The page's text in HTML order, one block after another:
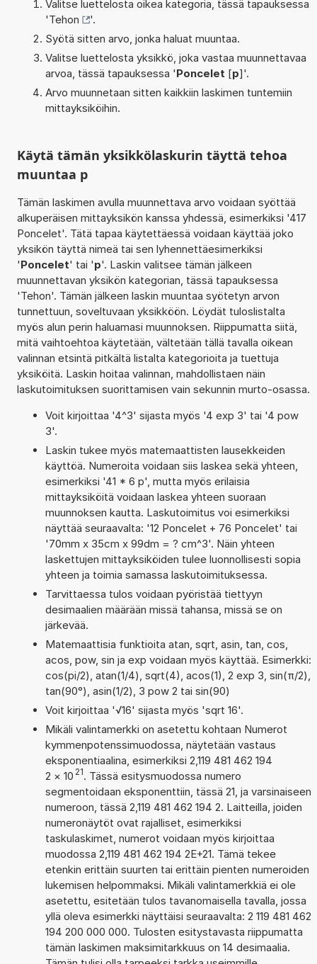
Valitse luettelosta oikea kategoria, tässä tapauksessa
'Tehon
'.
Syötä sitten arvo, jonka haluat muuntaa.
Valitse luettelosta yksikkö, joka vastaa muunnettavaa
arvoa, tässä tapauksessa 'Poncelet [p]'.
Arvo muunnetaan sitten kaikkiin laskimen tuntemiin
mittayksiköihin.
Käytä tämän yksikkölaskurin täyttä tehoa
muuntaa p
Tämän laskimen avulla muunnettava arvo voidaan syöttää
alkuperäisen mittayksikön kanssa yhdessä, esimerkiksi '417
Poncelet'. Tätä tapaa käytettäessä voidaan käyttää joko
yksikön täyttä nimeä tai sen lyhennettäesimerkiksi
'Poncelet' tai 'p'. Laskin valitsee tämän jälkeen
muunnettavan yksikön kategorian, tässä tapauksessa
'Tehon'. Tämän jälkeen laskin muuntaa syötetyn arvon
tunnettuun, soveltuvaan yksikköön. Löydät tuloslistalta
myös alun perin haluamasi muunnoksen. Riippumatta siitä,
mitä vaihtoehtoa käytetään, vältetään tällä tavalla oikean
valinnan etsintä pitkältä listalta kategorioita ja tuettuja
yksiköitä. Laskin hoitaa valinnan, mahdollistaen näin
laskutoimituksen suorittamisen vain sekunnin murto-osassa.
Voit kirjoittaa '4^3' sijasta myös '4 exp 3' tai '4 pow
3'.
Laskin tukee myös matemaattisten lausekkeiden
käyttöä. Numeroita voidaan siis laskea sekä yhteen,
esimerkiksi '41 * 6 p', mutta myös erilaisia
mittayksiköitä voidaan laskea yhteen suoraan
muunnoksen kautta. Laskutoimitus voi esimerkiksi
näyttää seuraavalta: '12 Poncelet + 76 Poncelet' tai
'70mm x 35cm x 99dm = ? cm^3'. Näin yhteen
laskettujen mittayksiköiden tulee luonnollisesti sopia
yhteen ja toimia samassa laskutoimituksessa.
Tarvittaessa tulos voidaan pyöristää tiettyyn
desimaalien määrään missä tahansa, missä se on
järkevää.
Matemaattisia funktioita atan, sqrt, asin, tan, cos,
acos, pow, sin ja exp voidaan myös käyttää. Esimerkki:
cos(pi/2), atan(1/4), sqrt(4), acos(1), 2 exp 3, sin(π/2),
tan(90°), asin(1/2), 3 pow 2 tai sin(90)
Voit kirjoittaa '√16' sijasta myös 'sqrt 16'.
Mikäli valintamerkki on asetettu kohtaan Numerot
kymmenpotenssimuodossa, näytetään vastaus
eksponentiaalina, esimerkiksi 2,119 481 462 194
2 × 10 21. Tässä esitysmuodossa numero
segmentoidaan eksponenttiin, tässä 21, ja varsinaiseen
numeroon, tässä 2,119 481 462 194 2. Laitteilla, joiden
numeronäytöt ovat rajalliset, esimerkiksi
taskulaskimet, numerot voidaan myös kirjoittaa
muodossa 2,119 481 462 194 2E+21. Tämä tekee
etenkin erittäin suurten tai erittäin pienten numeroiden
lukemisen helpommaksi. Mikäli valintamerkkiä ei ole
asetettu, esitetään tulos tavanomaisella tavalla, jossa
yllä oleva esimerkki näyttäisi seuraavalta: 2 119 481 462
194 200 000 000. Tulosten esitystavasta riippumatta
tämän laskimen maksimitarkkuus on 14 desimaalia.